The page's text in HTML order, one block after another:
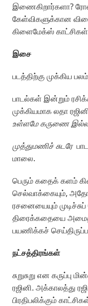
இணைகிறார்களா?
கேள்விகளுக்கான
கிளைமேக்ஸ்
இசை
படத்திற்கு முக்கிய
பாடல்கள் இன்றும்
முக்கியமாக லதா
உள்ளமே கருணை
முத்துமணிச் சுடரே
மாலை.
பெரும் கதைக் களம்
செல்வாக்கையும்,
ரசனையையும்
திரைக்கதையை
பயணிக்கச்
நட்சத்திரங்கள்
சுறுசுறு என கருப்பு
ரஜினி. அக்காலத்து
பிரதிபலிக்கும்